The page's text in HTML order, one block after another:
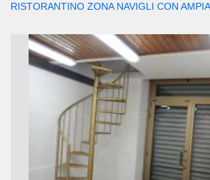
RISTORANTINO ZONA NAVIGLI CON